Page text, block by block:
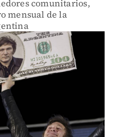
comunitarios,
mensual de la